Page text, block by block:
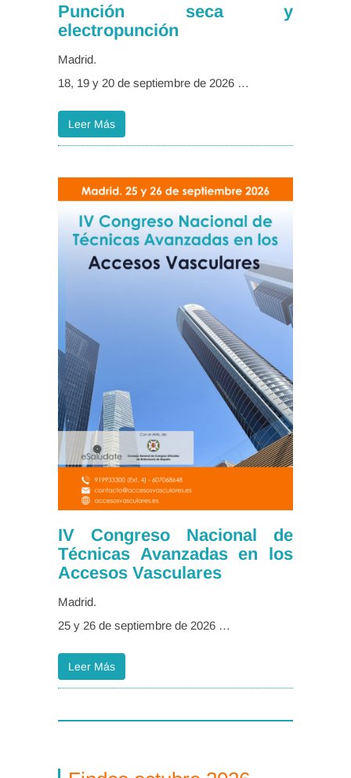
Punción seca y
electropunción
Madrid.
18, 19 y 20 de septiembre de 2026 …
Leer Más
IV Congreso Nacional de
Técnicas Avanzadas en los
Accesos Vasculares
Madrid.
25 y 26 de septiembre de 2026 …
Leer Más